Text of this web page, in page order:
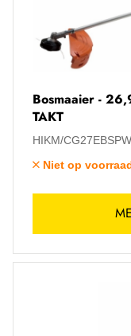
Bosmaaier -
TAKT
HIKM/
Niet op